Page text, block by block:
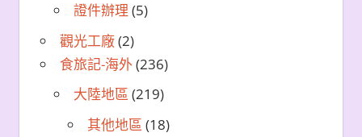
證件辦理 (5)
觀光工廠(2)
食旅記-海外(236)
大陸地區 (219)
其他地區 (18)